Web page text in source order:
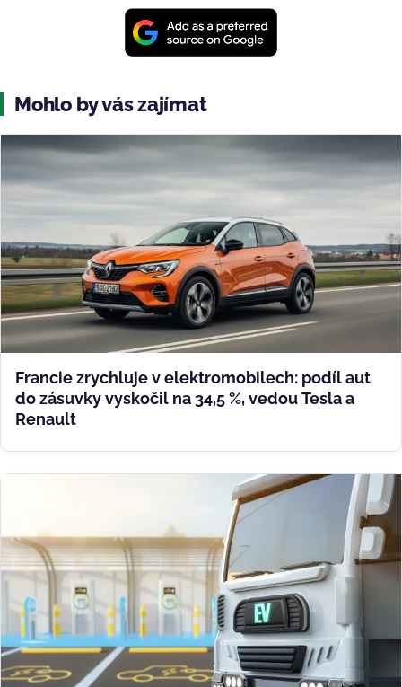
Mohlo by vás zajímat
Francie zrychluje v elektromobilech: podíl aut
do zásuvky vyskočil na 34,5 %, vedou Tesla a
Renault